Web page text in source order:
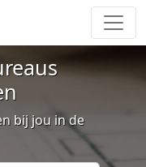
bij jou in de